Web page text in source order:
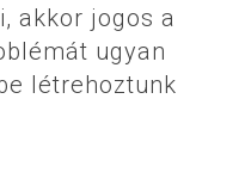
akkor jogos a
ugyan
létrehoztunk